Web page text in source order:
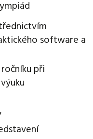
software a
při